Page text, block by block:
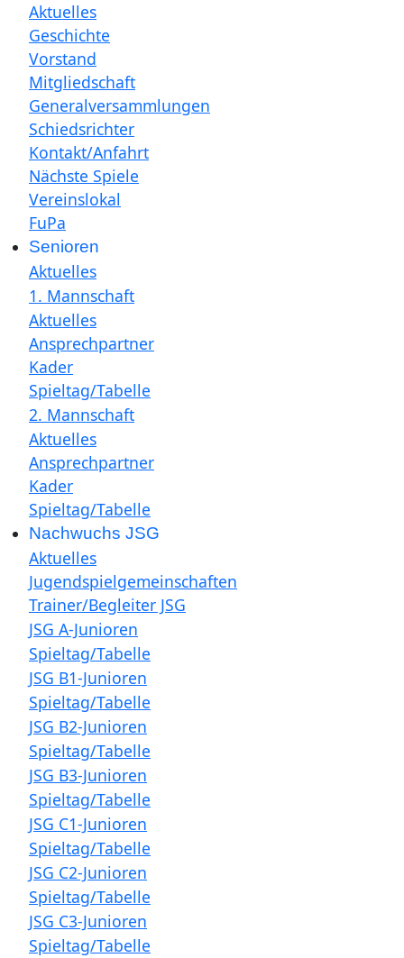
Aktuelles
Geschichte
Vorstand
Mitgliedschaft
Generalversammlungen
Schiedsrichter
Kontakt/Anfahrt
Nächste Spiele
Vereinslokal
FuPa
Senioren
Aktuelles
1. Mannschaft
Aktuelles
Ansprechpartner
Kader
Spieltag/Tabelle
2. Mannschaft
Aktuelles
Ansprechpartner
Kader
Spieltag/Tabelle
Nachwuchs JSG
Aktuelles
Jugendspielgemeinschaften
Trainer/Begleiter JSG
JSG A-Junioren
Spieltag/Tabelle
JSG B1-Junioren
Spieltag/Tabelle
JSG B2-Junioren
Spieltag/Tabelle
JSG B3-Junioren
Spieltag/Tabelle
JSG C1-Junioren
Spieltag/Tabelle
JSG C2-Junioren
Spieltag/Tabelle
JSG C3-Junioren
Spieltag/Tabelle